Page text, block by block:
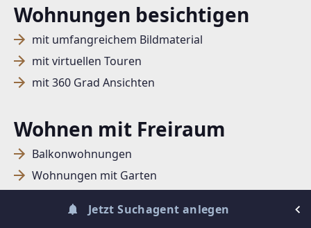
Wohnungen besichtigen
mit umfangreichem Bildmaterial
mit virtuellen Touren
mit 360 Grad Ansichten
Wohnen mit Freiraum
Balkonwohnungen
Wohnungen mit Garten
Wohnungen mit Terrasse
Jetzt Suchagent anlegen
Dieser Filter wird viele Treffer erzeugen. Bitte setzen
Sie weitere Filter!
Treffer verfeinern
Ich stimme der Verarbeitung meiner Daten, wie